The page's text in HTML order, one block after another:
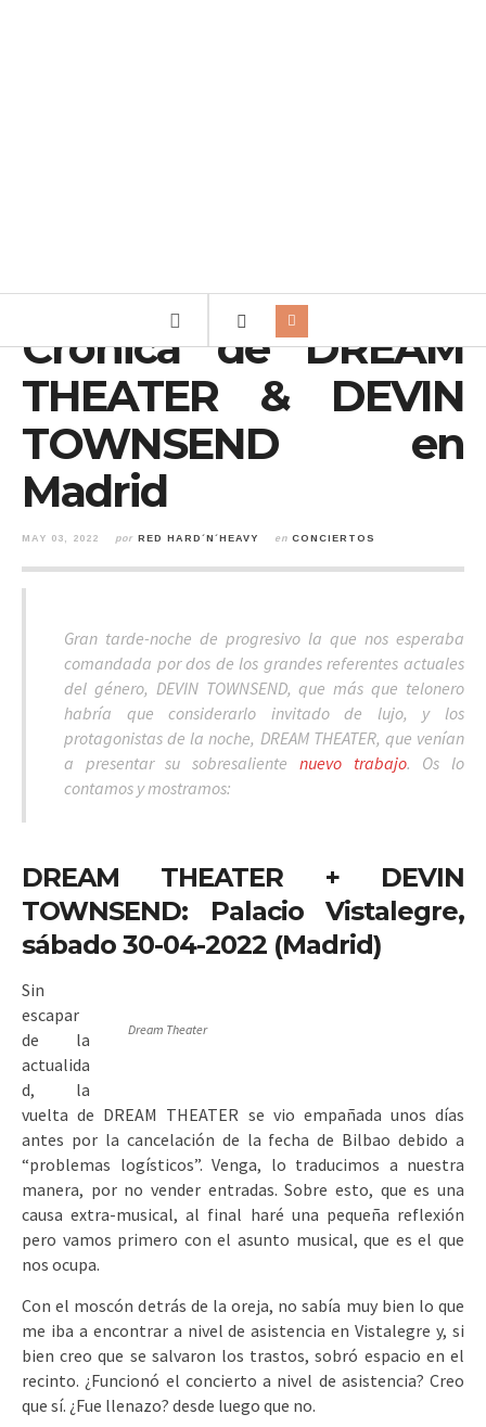
Crónica de DREAM
THEATER & DEVIN
TOWNSEND en
Madrid
MAY 03, 2022 por RED HARD´N´HEAVY en CONCIERTOS
Gran tarde-noche de progresivo la que nos esperaba
comandada por dos de los grandes referentes actuales
del género, DEVIN TOWNSEND, que más que telonero
habría que considerarlo invitado de lujo, y los
protagonistas de la noche, DREAM THEATER, que venían
a presentar su sobresaliente nuevo trabajo. Os lo
contamos y mostramos:
DREAM THEATER + DEVIN
TOWNSEND: Palacio Vistalegre,
sábado 30-04-2022 (Madrid)
Dream Theater
Sin
escapar
de la
actualida
d, la
vuelta de DREAM THEATER se vio empañada unos días
antes por la cancelación de la fecha de Bilbao debido a
“problemas logísticos”. Venga, lo traducimos a nuestra
manera, por no vender entradas. Sobre esto, que es una
causa extra-musical, al final haré una pequeña reflexión
pero vamos primero con el asunto musical, que es el que
nos ocupa.
Con el moscón detrás de la oreja, no sabía muy bien lo que
me iba a encontrar a nivel de asistencia en Vistalegre y, si
bien creo que se salvaron los trastos, sobró espacio en el
recinto. ¿Funcionó el concierto a nivel de asistencia? Creo
que sí. ¿Fue llenazo? desde luego que no.